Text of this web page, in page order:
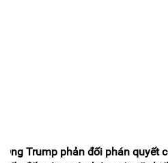
Ông Trump phản đối phán quyết